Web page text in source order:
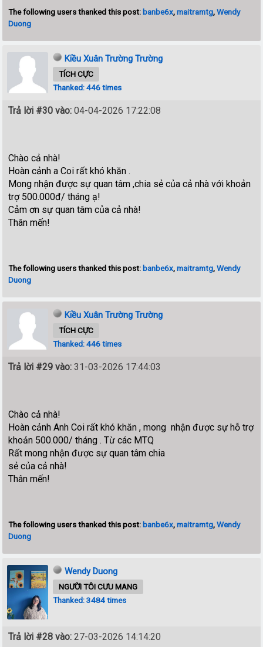
The following users thanked this post: banbe6x,maitramtg,Wendy
Duong
Kiều Xuân Trường Trường
TÍCH CỰC
Thanked: 446 times
Trả lời #30 vào: 04-04-2026 17:22:08
Chào cả nhà!
Hoàn cảnh a Coi rất khó khăn .
Mong nhận được sự quan tâm ,chia sẻ của cả nhà với khoản
trợ 500.000đ/ tháng ạ!
Cảm ơn sự quan tâm của cả nhà!
Thân mến!
The following users thanked this post: banbe6x,maitramtg,Wendy
Duong
Kiều Xuân Trường Trường
TÍCH CỰC
Thanked: 446 times
Trả lời #29 vào: 31-03-2026 17:44:03
Chào cả nhà!
Hoàn cảnh Anh Coi rất khó khăn , mong nhận được sự hỗ trợ
khoản 500.000/ tháng . Từ các MTQ
Rất mong nhận được sự quan tâm chia
sẻ của cả nhà!
Thân mến!
The following users thanked this post: banbe6x,maitramtg,Wendy
Duong
Wendy Duong
NGƯỜI TÔI CƯU MANG
Thanked: 3484 times
Trả lời #28 vào: 27-03-2026 14:14:20